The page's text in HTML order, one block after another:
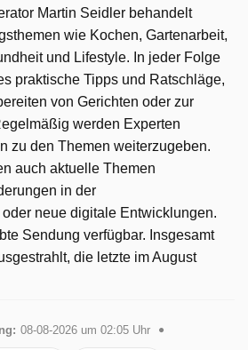
Martin Seidler behandelt
wie Kochen, Gartenarbeit,
und Lifestyle. In jeder Folge
praktische Tipps und Ratschläge,
von Gerichten oder zur
werden Experten
zu den Themen weiterzugeben.
auch aktuelle Themen
in der
neue digitale Entwicklungen.
Sendung verfügbar. Insgesamt
die letzte im August
08-08-2026 um 02:05 Uhr